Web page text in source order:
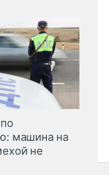
машина на
не